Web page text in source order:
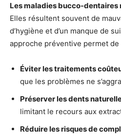
Les maladies bucco-dentaires
Elles résultent souvent de
d’hygiène et d’un manque de
approche préventive permet de
Éviter les traitements
que les problèmes ne
Préserver les dents
limitant le recours aux
Réduire les risques de